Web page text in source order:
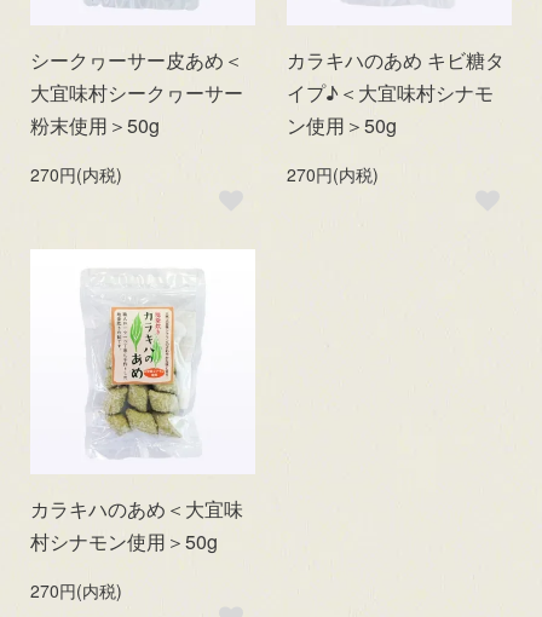
シークヮーサー皮あめ＜
大宜味村シークヮーサー
粉末使用＞50g
270円(内税)
カラキハのあめ キビ糖タ
イプ♪＜大宜味村シナモ
ン使用＞50g
270円(内税)
カラキハのあめ＜大宜味
村シナモン使用＞50g
270円(内税)